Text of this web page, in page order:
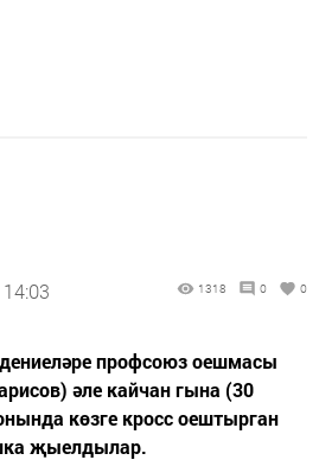
1318 0 0
профсоюз оешмасы
әле кайчан гына (30
көзге кросс оештырган
җыелдылар.